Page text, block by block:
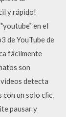
y rápido!
en el
de YouTube de
fácilmente
son
detecta
un solo clic.
pausar y